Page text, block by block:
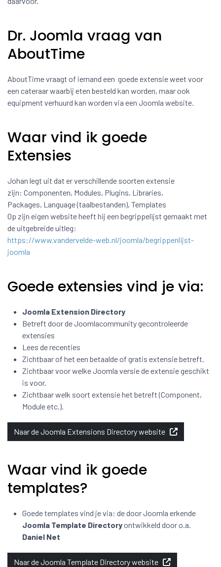
Dr. Joomla vraag van
AboutTime
AboutTime vraagt of iemand een goede extensie weet voor
een cateraar waarbij eten besteld kan worden, maar ook
equipment verhuurd kan worden via een Joomla website.
Waar vind ik goede
Extensies
Johan legt uit dat er verschillende soorten extensie
zijn: Componenten, Modules, Plugins, Libraries,
Packages, Language (taalbestanden), Templates
Op zijn eigen website heeft hij een begrippelijst gemaakt met
de uitgebreide uitleg:
https://www.vandervelde-web.nl/joomla/begrippenlijst-
joomla
Goede extensies vind je via:
Joomla Extension Directory
Betreft door de Joomlacommunity gecontroleerde
extensies
Lees de recenties
Zichtbaar of het een betaalde of gratis extensie betreft.
Zichtbaar voor welke Joomla versie de extensie geschikt
is voor.
Zichtbaar welk soort extensie het betreft (Component,
Module etc.).
Naar de Joomla Extensions Directory website
Waar vind ik goede
templates?
Goede templates vind je via: de door Joomla erkende
Joomla Template Directoryontwikkeld door o.a.
Daniel Net
Naar de Joomla Template Directory website